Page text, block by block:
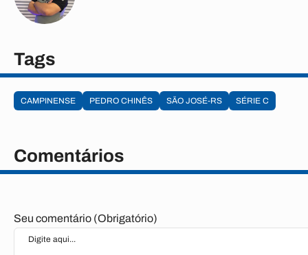
Tags
CAMPINENSE PEDRO CHINÊS SÃO JOSÉ-RS SÉRIE C
Comentários
Seu comentário (Obrigatório)